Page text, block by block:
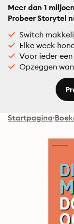
Meer dan 1
Probeer Storytel
Switch
Elke week
Voor ieder
Opzeggen
Startpagina